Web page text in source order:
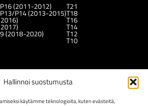
Hallinnoi suostumusta
käytämme teknologioita, kuten evästeitä,
(2011-2012)
P14 (2013-2015)
(2018-2020)
T21
T18
T16
T14
T12
T10